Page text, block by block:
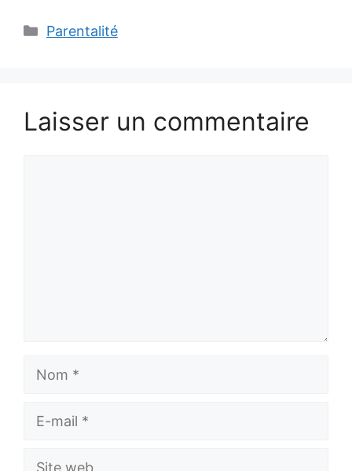
Catégories
Parentalité
Laisser un commentaire
Site